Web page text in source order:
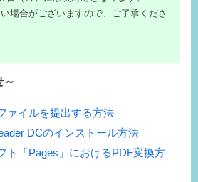
場合がございますので、ご了承くださ
～
ァイルを提出する方法
DCのインストール方法
ト「Pages」におけるPDF変換方